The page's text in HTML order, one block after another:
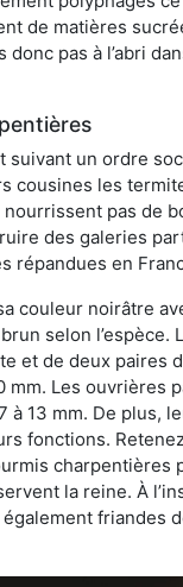
de matières
donc pas à l’abri
suivant un ordre
cousines les
pas de
des galeries
répandues en
couleur noirâtre
selon l’espèce.
et de deux paires
mm. Les ouvrières
à 13 mm. De plus,
fonctions.
charpentières
la reine. À
friandes